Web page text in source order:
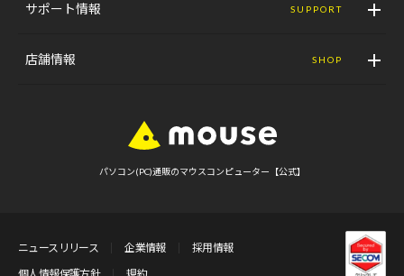
サポート情報 SUPPORT
店舗情報 SHOP
パソコン(PC)通販のマウスコンピューター【公式】
ニュースリリース 企業情報
採用情報